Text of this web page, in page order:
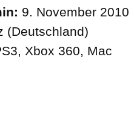
9. November 2010
(Deutschland)
Xbox 360, Mac